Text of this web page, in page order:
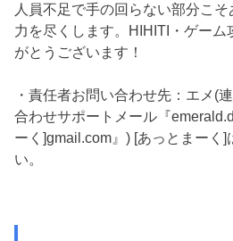
人員不足で手の回らない部分こ
力を尽くします。HIHITI・ゲーム
がとうございます！
・責任者お問い合わせ先：エメ(
合わせサポートメール『
ーく]gmail.com』) [あっとまーく]
い。